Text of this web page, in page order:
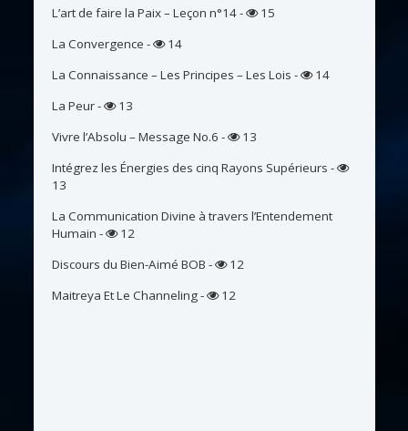
L’art de faire la Paix – Leçon n°14-
15
La Convergence -
14
La Connaissance – Les Principes – Les Lois -
14
La Peur-
13
Vivre l’Absolu – Message No.6 -
13
Intégrez les Énergies des cinq Rayons Supérieurs -
13
La Communication Divine à travers l’Entendement
Humain -
12
Discours du Bien-Aimé BOB -
12
Maitreya Et Le Channeling- 12